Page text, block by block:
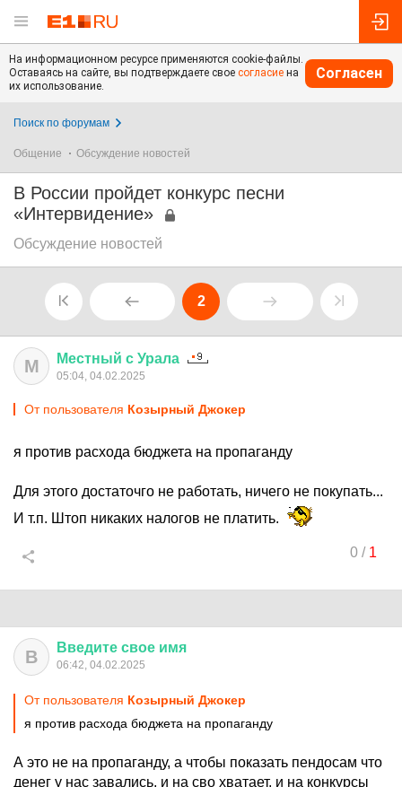
На информационном ресурсе применяются cookie-файлы.
Оставаясь на сайте, вы подтверждаете свое согласие на
их использование.
Согласен
Поиск по форумам
Общение Обсуждение новостей
В России пройдет конкурс песни
«Интервидение»
Обсуждение новостей
2
М Местный с Урала
05:04, 04.02.2025
От пользователя Козырный Джокер
я против расхода бюджета на пропаганду
Для этого достаточго не работать, ничего не покупать...
И т.п. Штоп никаких налогов не платить.
0/ 1
В Введите свое имя
06:42, 04.02.2025
От пользователя Козырный Джокер
я против расхода бюджета на пропаганду
А это не на пропаганду, а чтобы показать пендосам что
денег у нас завались, и на сво хватает, и на конкурсы